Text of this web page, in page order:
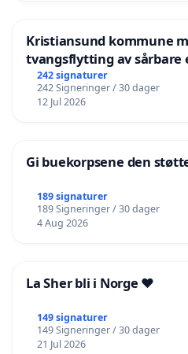
Kristiansund kommune
tvangsflytting av sårbare
242 signaturer
242 Signeringer / 30 dager
12 Jul 2026
Gi buekorpsene den
189 signaturer
189 Signeringer / 30 dager
4 Aug 2026
La Sher bli i Norge ❤️
149 signaturer
149 Signeringer / 30 dager
21 Jul 2026